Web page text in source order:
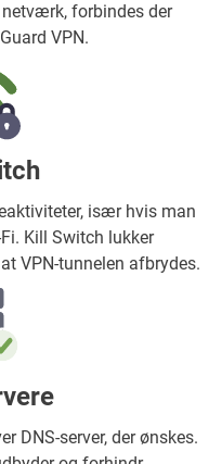
forbindes der
VPN.
især hvis man
Kill Switch lukker
VPN-tunnelen afbrydes.
DNS-server, der ønskes.